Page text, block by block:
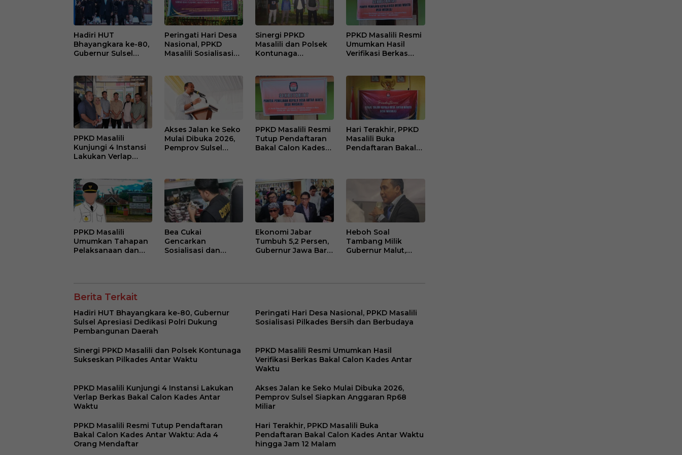
Hadiri HUT
Bhayangkara ke-80,
Gubernur Sulsel
Pembangunan
Daerah
Peringati Hari Desa
Nasional, PPKD
Masalili Sosialisasi
Sinergi PPKD
Masalili dan Polsek
Kontunaga
PPKD Masalili Resmi
Umumkan Hasil
Verifikasi Berkas
PPKD Masalili
Kunjungi 4 Instansi
Lakukan Verlap
Akses Jalan ke Seko
Mulai Dibuka 2026,
Pemprov Sulsel
PPKD Masalili Resmi
Tutup Pendaftaran
Bakal Calon Kades
Hari Terakhir, PPKD
Masalili Buka
Pendaftaran Bakal
PPKD Masalili
Umumkan Tahapan
Pelaksanaan dan
Bea Cukai
Gencarkan
Sosialisasi dan
Ekonomi Jabar
Tumbuh 5,2 Persen,
Gubernur Jawa Barat
Heboh Soal
Tambang Milik
Gubernur Malut,
Berita Terkait
Hadiri HUT Bhayangkara ke-80, Gubernur
Sulsel Apresiasi Dedikasi Polri Dukung
Pembangunan Daerah
Peringati Hari Desa Nasional, PPKD Masalili
Sosialisasi Pilkades Bersih dan Berbudaya
Sinergi PPKD Masalili dan Polsek Kontunaga
Sukseskan Pilkades Antar Waktu
PPKD Masalili Resmi Umumkan Hasil
Verifikasi Berkas Bakal Calon Kades Antar
Waktu
PPKD Masalili Kunjungi 4 Instansi Lakukan
Verlap Berkas Bakal Calon Kades Antar
Waktu
Akses Jalan ke Seko Mulai Dibuka 2026,
Pemprov Sulsel Siapkan Anggaran Rp68
Miliar
PPKD Masalili Resmi Tutup Pendaftaran
Bakal Calon Kades Antar Waktu: Ada 4
Orang Mendaftar
Hari Terakhir, PPKD Masalili Buka
Pendaftaran Bakal Calon Kades Antar Waktu
hingga Jam 12 Malam